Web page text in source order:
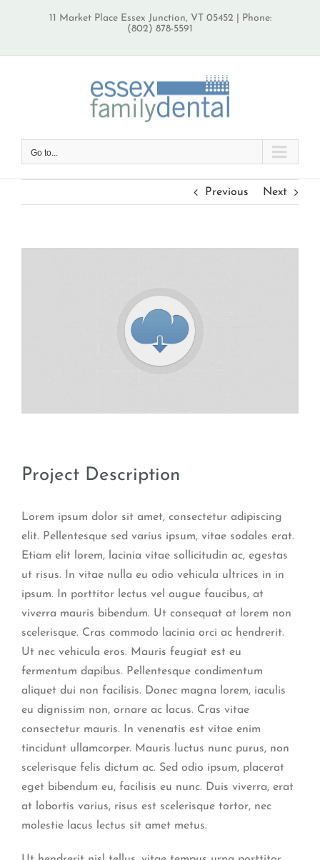
11 Market Place Essex Junction, VT 05452 | Phone:
(802) 878-5591
Go to...
Previous Next
Project Description
Lorem ipsum dolor sit amet, consectetur adipiscing
elit. Pellentesque sed varius ipsum, vitae sodales erat.
Etiam elit lorem, lacinia vitae sollicitudin ac, egestas
ut risus. In vitae nulla eu odio vehicula ultrices in in
ipsum. In porttitor lectus vel augue faucibus, at
viverra mauris bibendum. Ut consequat at lorem non
scelerisque. Cras commodo lacinia orci ac hendrerit.
Ut nec vehicula eros. Mauris feugiat est eu
fermentum dapibus. Pellentesque condimentum
aliquet dui non facilisis. Donec magna lorem, iaculis
eu dignissim non, ornare ac lacus. Cras vitae
consectetur mauris. In venenatis est vitae enim
tincidunt ullamcorper. Mauris luctus nunc purus, non
scelerisque felis dictum ac. Sed odio ipsum, placerat
eget bibendum eu, facilisis eu nunc. Duis viverra, erat
at lobortis varius, risus est scelerisque tortor, nec
molestie lacus lectus sit amet metus.